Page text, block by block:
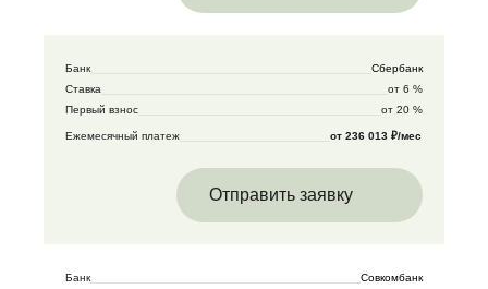
Банк
Сбербанк
Ставка
от 6 %
Первый взнос
от 20 %
Ежемесячный платеж от 236 013 ₽/мес
Отправить заявку
Банк
Совкомбанк